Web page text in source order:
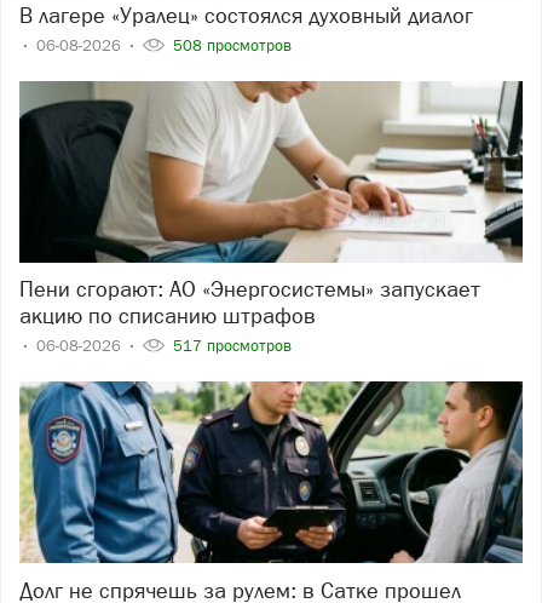
В лагере «Уралец» состоялся духовный диалог
06-08-2026 508 просмотров
Пени сгорают: АО «Энергосистемы» запускает
акцию по списанию штрафов
06-08-2026 517 просмотров
Долг не спрячешь за рулем: в Сатке прошел